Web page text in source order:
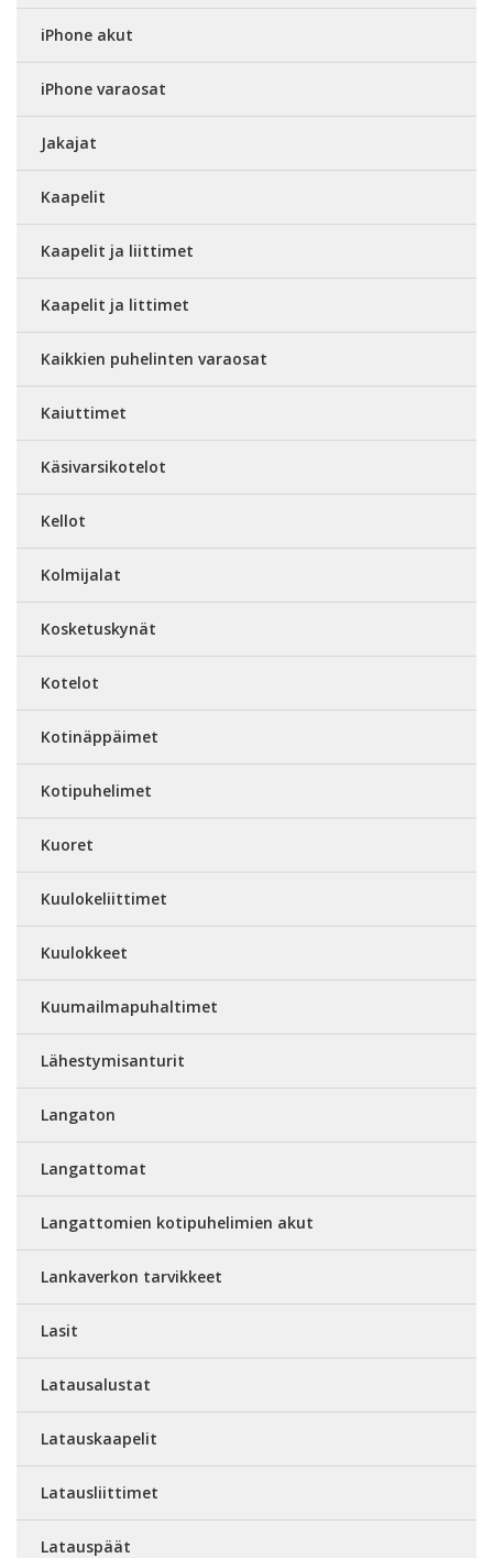
iPhone akut
iPhone varaosat
Jakajat
Kaapelit
Kaapelit ja liittimet
Kaapelit ja littimet
Kaikkien puhelinten varaosat
Kaiuttimet
Käsivarsikotelot
Kellot
Kolmijalat
Kosketuskynät
Kotelot
Kotinäppäimet
Kotipuhelimet
Kuoret
Kuulokeliittimet
Kuulokkeet
Kuumailmapuhaltimet
Lähestymisanturit
Langaton
Langattomat
Langattomien kotipuhelimien akut
Lankaverkon tarvikkeet
Lasit
Latausalustat
Latauskaapelit
Latausliittimet
Latauspäät